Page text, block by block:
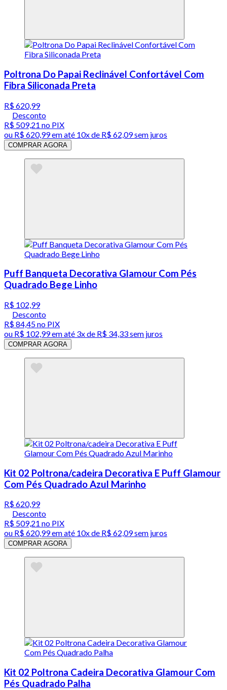
Poltrona Do Papai Reclinável Confortável Com
Fibra Siliconada Preta
R$ 620,99
Desconto
R$ 509,21 no PIX
ou R$ 620,99em até 10x de R$ 62,09 sem juros
COMPRAR AGORA
Puff Banqueta Decorativa Glamour Com Pés
Quadrado Bege Linho
R$ 102,99
Desconto
R$ 84,45no PIX
ou R$ 102,99em até 3x de R$ 34,33 sem juros
COMPRAR AGORA
Kit 02 Poltrona/cadeira Decorativa E Puff Glamour
Com Pés Quadrado Azul Marinho
R$ 620,99
Desconto
R$ 509,21 no PIX
ou R$ 620,99em até 10x de R$ 62,09 sem juros
COMPRAR AGORA
Kit 02 Poltrona Cadeira Decorativa Glamour Com
Pés Quadrado Palha